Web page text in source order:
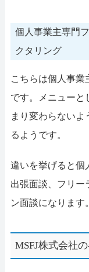
個人事業主専門
クタリング
こちらは個人事業
です。メニューと
まり変わらないよ
るようです。
違いを挙げると個
出張面談、フリー
ン面談になります。
MSFJ株式会社